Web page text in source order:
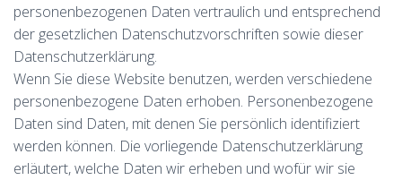
personenbezogenen Daten vertraulich und entsprechend
der gesetzlichen Datenschutzvorschriften sowie dieser
Datenschutzerklärung.
Wenn Sie diese Website benutzen, werden verschiedene
personenbezogene Daten erhoben. Personenbezogene
Daten sind Daten, mit denen Sie persönlich identifiziert
werden können. Die vorliegende Datenschutzerklärung
erläutert, welche Daten wir erheben und wofür wir sie